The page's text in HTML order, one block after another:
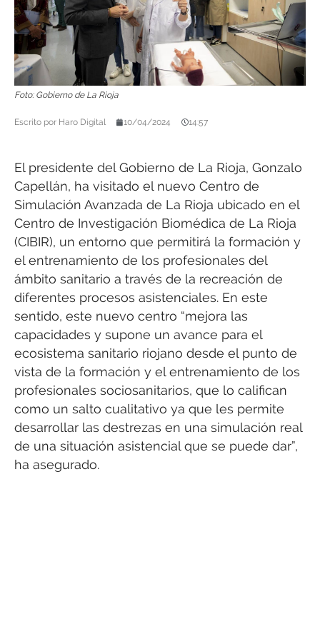
Foto: Gobierno de La Rioja
Escrito por Haro Digital 10/04/2024 14:57
El presidente del Gobierno de La Rioja, Gonzalo
Capellán, ha visitado el nuevo Centro de
Simulación Avanzada de La Rioja ubicado en el
Centro de Investigación Biomédica de La Rioja
(CIBIR), un entorno que permitirá la formación y
el entrenamiento de los profesionales del
ámbito sanitario a través de la recreación de
diferentes procesos asistenciales. En este
sentido, este nuevo centro “mejora las
capacidades y supone un avance para el
ecosistema sanitario riojano desde el punto de
vista de la formación y el entrenamiento de los
profesionales sociosanitarios, que lo califican
como un salto cualitativo ya que les permite
desarrollar las destrezas en una simulación real
de una situación asistencial que se puede dar”,
ha asegurado.